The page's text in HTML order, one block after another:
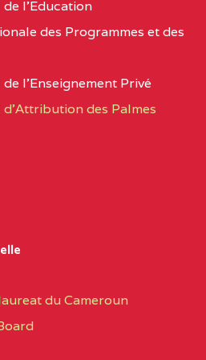
COLLEGE PANAFRICAIN
DE L'EXCELLENCE BP
COLLEGE PRIVE
COLLEGE PRIVE LAIC
SAINT MICHEL
l’Education
des Programmes et des
l’Enseignement Privé
des Palmes
du Cameroun